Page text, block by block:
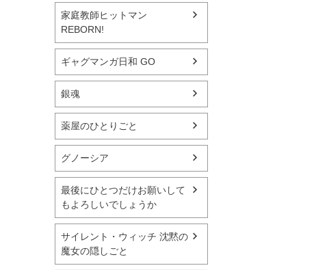
家庭教師ヒットマン
REBORN!
ギャグマンガ日和 GO
銀魂
薬屋のひとりごと
グノーシア
最後にひとつだけお願いして
もよろしいでしょうか
サイレント・ウィッチ 沈黙の
魔女の隠しごと